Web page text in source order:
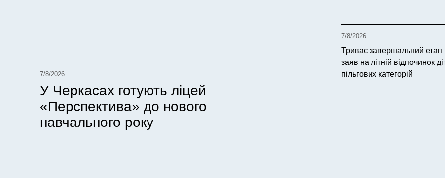
7/8/2026
У Черкасах готують ліцей
«Перспектива» до нового
навчального року
7/8/2026
Триває завершальний етап
заяв на літній відпочинок
пільгових категорій